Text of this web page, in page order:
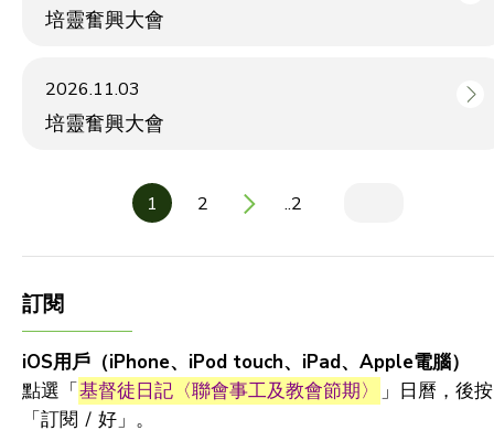
培靈奮興大會
2026.11.03
培靈奮興大會
1 2 ..2
訂閱
iOS用戶（iPhone、iPod touch、iPad、Apple電腦）
點選「基督徒日記〈聯會事工及教會節期〉
」日曆，後按
「訂閱 ∕ 好」。